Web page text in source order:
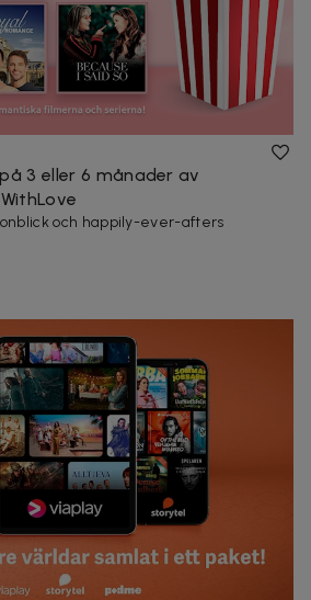
3 eller 6 månader av
och happily-ever-afters